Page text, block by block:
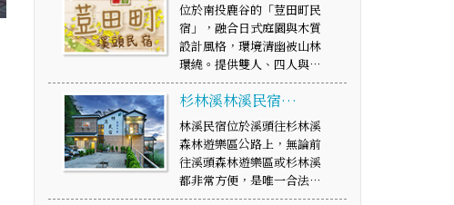
位於南投鹿谷的「荳田町民
宿」，融合日式庭園與木質
設計風格，環境清幽被山林
環繞。提供雙人、四人與…
杉林溪林溪民宿…
林溪民宿位於溪頭往杉林溪
森林遊樂區公路上，無論前
往溪頭森林遊樂區或杉林溪
都非常方便，是唯一合法…